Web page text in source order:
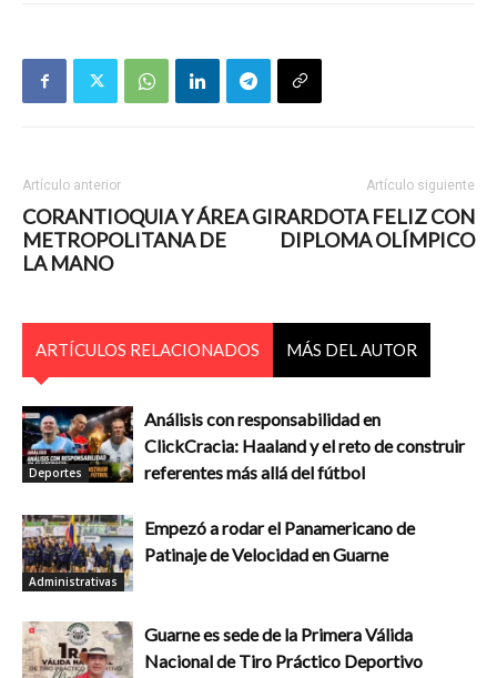
Artículo anterior
CORANTIOQUIA Y ÁREA
METROPOLITANA DE
LA MANO
Artículo siguiente
GIRARDOTA FELIZ CON
DIPLOMA OLÍMPICO
ARTÍCULOS RELACIONADOS MÁS DEL AUTOR
Deportes
Análisis con responsabilidad en
ClickCracia: Haaland y el reto de construir
referentes más allá del fútbol
Administrativas
Empezó a rodar el Panamericano de
Patinaje de Velocidad en Guarne
Guarne es sede de la Primera Válida
Nacional de Tiro Práctico Deportivo